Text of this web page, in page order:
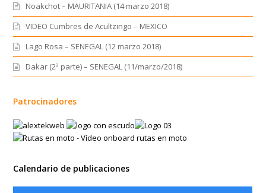
Noakchot – MAURITANIA (14 marzo 2018)
VIDEO Cumbres de Acultzingo – MEXICO
Lago Rosa – SENEGAL (12 marzo 2018)
Dakar (2ª parte) – SENEGAL (11/marzo/2018)
Patrocinadores
Calendario de publicaciones